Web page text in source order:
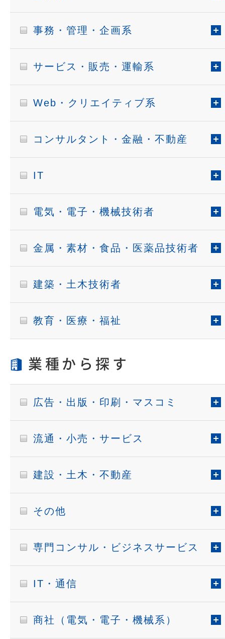
事務・管理・企画系
サービス・販売・運輸系
Web・クリエイティブ系
コンサルタント・金融・不動産
IT
電気・電子・機械技術者
金属・素材・食品・医薬品技術者
建築・土木技術者
教育・医療・福祉
業種から探す
広告・出版・印刷・マスコミ
流通・小売・サービス
建設・土木・不動産
その他
専門コンサル・ビジネスサービス
IT・通信
商社（電気・電子・機械系）